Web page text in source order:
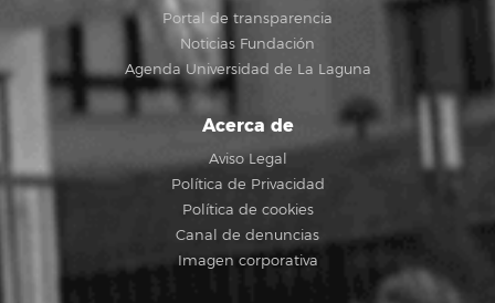
Portal de transparencia
Noticias Fundación
Agenda Universidad de La Laguna
Acerca de
Aviso Legal
Política de Privacidad
Política de cookies
Canal de denuncias
Imagen corporativa